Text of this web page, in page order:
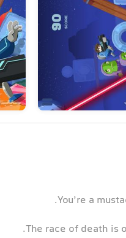
You’re a
The race of death is